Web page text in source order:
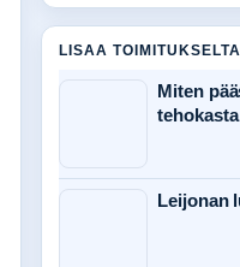
LISAA TOIMITUKSELTA
Miten
Leijonan